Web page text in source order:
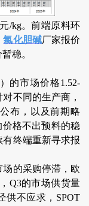
/kg。前端原料环
氯化胆碱厂家报价
稳。
的市场价格1.52-
不同的生产商，
布，以及前期略
格不出预料的稳
终端重新寻求报
的采购停滞，欧
Q3的市场供货量
供不应求，SPOT